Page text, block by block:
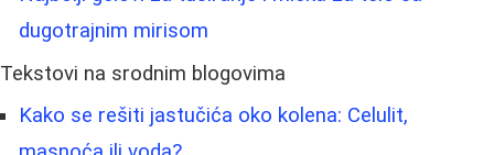
dugotrajnim mirisom
Tekstovi na srodnim blogovima
Kako se rešiti jastučića oko kolena: Celulit,